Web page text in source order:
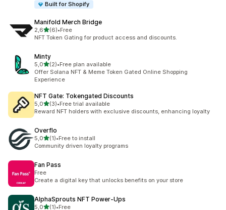
Built for Shopify
Manifold Merch Bridge
2,6na 5 gwiazdek
(6)
Łączna liczba recenzji: 6
•Free
NFT Token Gating for product access and discounts.
Minty
5,0na 5 gwiazdek
(2)
Łączna liczba recenzji: 2
•Free plan available
Offer Solana NFT & Meme Token Gated Online Shopping
Experience
NFT Gate: Tokengated Discounts
5,0na 5 gwiazdek
(3)
Łączna liczba recenzji: 3
•Free trial available
Reward NFT holders with exclusive discounts, enhancing loyalty
Overflo
5,0na 5 gwiazdek
(1)
Łączna liczba recenzji: 1
•Free to install
Community driven loyalty programs
Fan Pass
Free
Create a digital key that unlocks benefits on your store
AlphaSprouts NFT Power‑Ups
5,0na 5 gwiazdek
(1)•Free